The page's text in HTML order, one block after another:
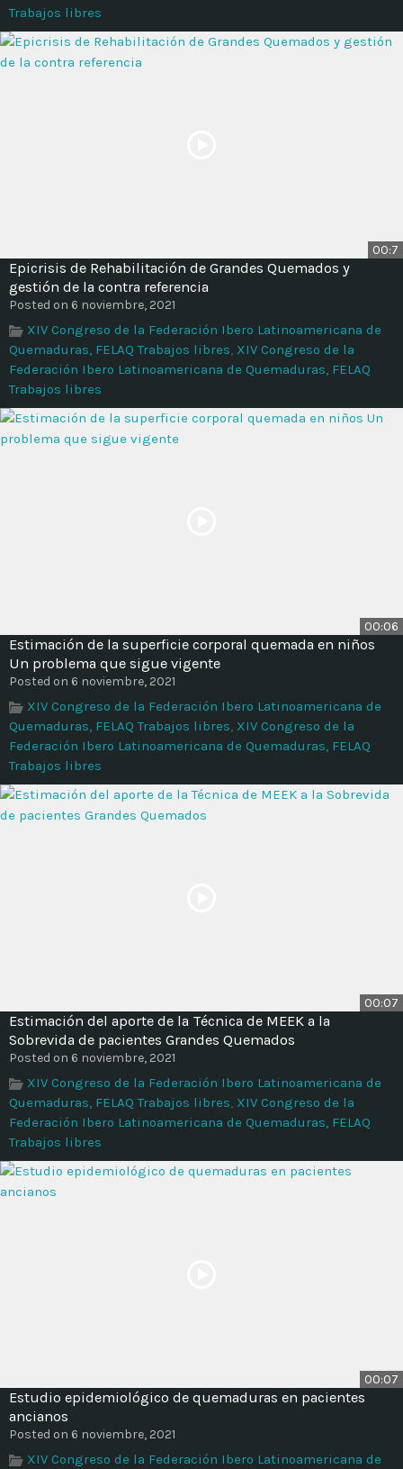
Trabajos libres
00:7
Epicrisis de Rehabilitación de Grandes Quemados y
gestión de la contra referencia
Posted on 6 noviembre, 2021
XIV Congreso de la Federación Ibero Latinoamericana de
Quemaduras, FELAQ Trabajos libres, XIV Congreso de la
Federación Ibero Latinoamericana de Quemaduras, FELAQ
Trabajos libres
00:06
Estimación de la superficie corporal quemada en niños
Un problema que sigue vigente
Posted on 6 noviembre, 2021
XIV Congreso de la Federación Ibero Latinoamericana de
Quemaduras, FELAQ Trabajos libres, XIV Congreso de la
Federación Ibero Latinoamericana de Quemaduras, FELAQ
Trabajos libres
00:07
Estimación del aporte de la Técnica de MEEK a la
Sobrevida de pacientes Grandes Quemados
Posted on 6 noviembre, 2021
XIV Congreso de la Federación Ibero Latinoamericana de
Quemaduras, FELAQ Trabajos libres, XIV Congreso de la
Federación Ibero Latinoamericana de Quemaduras, FELAQ
Trabajos libres
00:07
Estudio epidemiológico de quemaduras en pacientes
ancianos
Posted on 6 noviembre, 2021
XIV Congreso de la Federación Ibero Latinoamericana de